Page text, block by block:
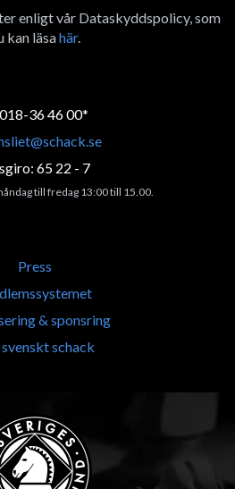
enligt vår Dataskyddspolicy, som
kan läsahär.
36 46 00*
65 22 - 7
till fredag 13:00 till 15.00.
Press
& sponsring
schack